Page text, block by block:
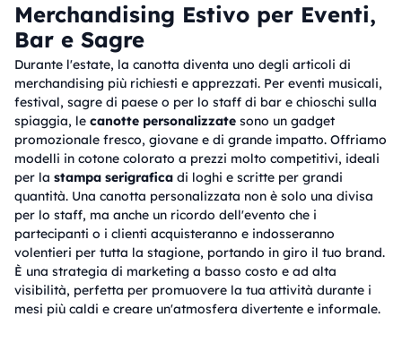
Merchandising Estivo per Eventi,
Bar e Sagre
Durante l'estate, la canotta diventa uno degli articoli di
merchandising più richiesti e apprezzati. Per eventi musicali,
festival, sagre di paese o per lo staff di bar e chioschi sulla
spiaggia, le canotte personalizzate sono un gadget
promozionale fresco, giovane e di grande impatto. Offriamo
modelli in cotone colorato a prezzi molto competitivi, ideali
per la stampa serigrafica di loghi e scritte per grandi
quantità. Una canotta personalizzata non è solo una divisa
per lo staff, ma anche un ricordo dell'evento che i
partecipanti o i clienti acquisteranno e indosseranno
volentieri per tutta la stagione, portando in giro il tuo brand.
È una strategia di marketing a basso costo e ad alta
visibilità, perfetta per promuovere la tua attività durante i
mesi più caldi e creare un'atmosfera divertente e informale.